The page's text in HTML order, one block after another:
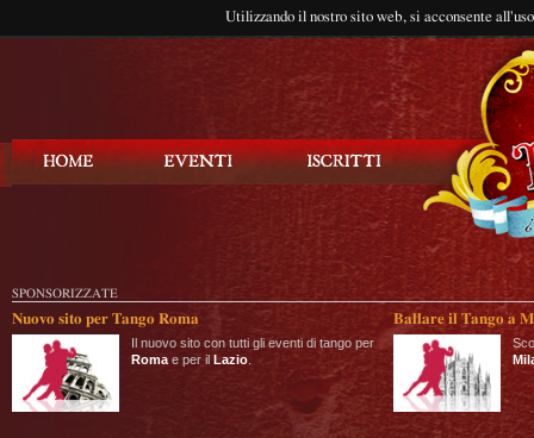
Utilizzando il nostro sito web, si acconsente
SPONSORIZZATE
Nuovo sito per Tango Roma
Il nuovo sito con tutti gli eventi di tango per
Roma e per il Lazio
Ballare il Tango a